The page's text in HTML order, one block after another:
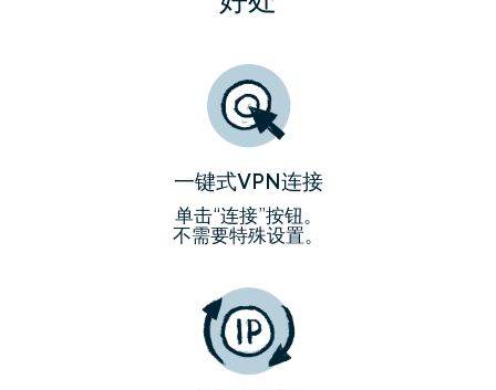
一键式VPN连接
单击“连接”按钮。
不需要特殊设置。